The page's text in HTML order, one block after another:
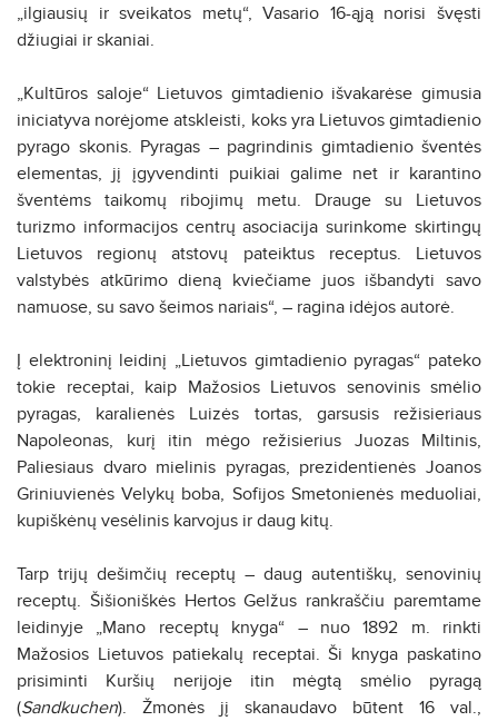
„ilgiausių ir sveikatos metų“, Vasario 16-ąją norisi švęsti
džiugiai ir skaniai.
„Kultūros saloje“ Lietuvos gimtadienio išvakarėse gimusia
iniciatyva norėjome atskleisti, koks yra Lietuvos gimtadienio
pyrago skonis. Pyragas – pagrindinis gimtadienio šventės
elementas, jį įgyvendinti puikiai galime net ir karantino
šventėms taikomų ribojimų metu. Drauge su Lietuvos
turizmo informacijos centrų asociacija surinkome skirtingų
Lietuvos regionų atstovų pateiktus receptus. Lietuvos
valstybės atkūrimo dieną kviečiame juos išbandyti savo
namuose, su savo šeimos nariais“, – ragina idėjos autorė.
Į elektroninį leidinį „Lietuvos gimtadienio pyragas“ pateko
tokie receptai, kaip Mažosios Lietuvos senovinis smėlio
pyragas, karalienės Luizės tortas, garsusis režisieriaus
Napoleonas, kurį itin mėgo režisierius Juozas Miltinis,
Paliesiaus dvaro mielinis pyragas, prezidentienės Joanos
Griniuvienės Velykų boba, Sofijos Smetonienės meduoliai,
kupiškėnų vesėlinis karvojus ir daug kitų.
Tarp trijų dešimčių receptų – daug autentiškų, senovinių
receptų. Šišioniškės Hertos Gelžus rankraščiu paremtame
leidinyje „Mano receptų knyga“ – nuo 1892 m. rinkti
Mažosios Lietuvos patiekalų receptai. Ši knyga paskatino
prisiminti Kuršių nerijoje itin mėgtą smėlio pyragą
(Sandkuchen). Žmonės jį skanaudavo būtent 16 val.,